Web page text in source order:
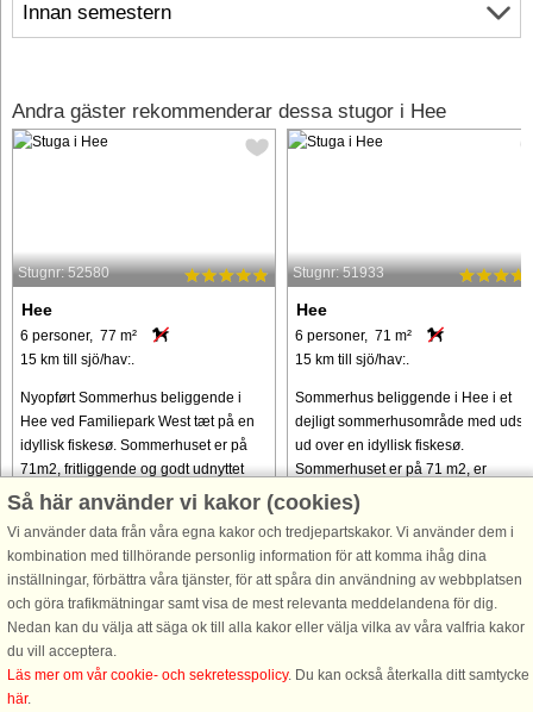
Innan semestern
Andra gäster rekommenderar dessa stugor i Hee
Stugnr: 52580
Hee
6 personer, 77 m²
15 km till sjö/hav:.
Nyopført Sommerhus beliggende i
Hee ved Familiepark West tæt på en
idyllisk fiskesø. Sommerhuset er på
71m2, fritliggende og godt udnyttet
med to værelser med dobbeltseng i
køjeseng. ...
från 19.428 SEK
Stugnr: 51933
Hee
6 personer, 71 m²
15 km till sjö/hav:.
Sommerhus beliggende i Hee i et
dejligt sommerhusområde med
ud over en idyllisk fiskesø.
Sommerhuset er på 71 m2, er
fritliggende og har to værelser med
dobbeltseng og et værelse med
køjeseng. Huset ...
från 19.428 SEK
Så här använder vi kakor (cookies)
Vi använder data från våra egna kakor och tredjepartskakor. Vi använder dem i
kombination med tillhörande personlig information för att komma ihåg dina
inställningar, förbättra våra tjänster, för att spåra din användning av webbplatsen
och göra trafikmätningar samt visa de mest relevanta meddelandena för dig.
Nedan kan du välja att säga ok till alla kakor eller välja vilka av våra valfria kakor
du vill acceptera.
Läs mer om vår cookie- och sekretesspolicy. Du kan också återkalla ditt samtycke
här.